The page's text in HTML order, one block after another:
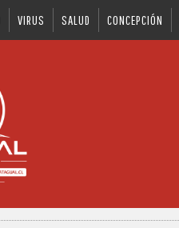
VIRUS SALUD CONCEPCIÓN